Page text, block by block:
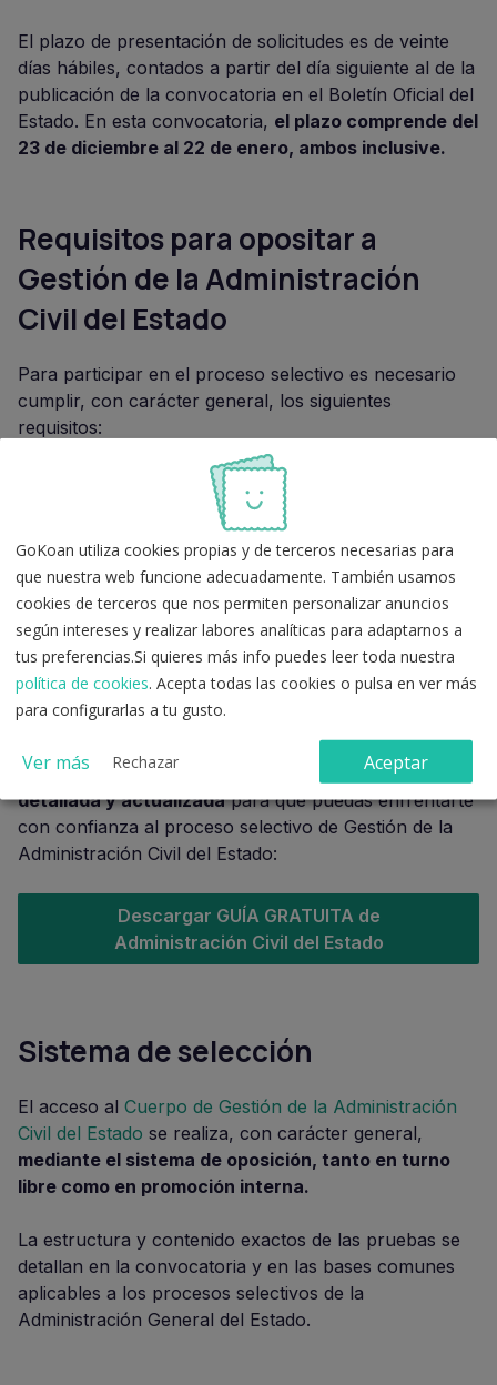
El plazo de presentación de solicitudes es de veinte
días hábiles, contados a partir del día siguiente al de la
publicación de la convocatoria en el Boletín Oficial del
Estado. En esta convocatoria, el plazo comprende del
23 de diciembre al 22 de enero, ambos inclusive.
Requisitos para opositar a
Gestión de la Administración
Civil del Estado
Para participar en el proceso selectivo es necesario
cumplir, con carácter general, los siguientes
requisitos:
nacionalidad española,
tener cumplidos 16 añosy no superar la edad
máxima de jubilación forzosa,
no haber sido separado del servicio de ninguna
Administración Pública,
poseer unatitulación universitaria de Grado o
equivalente y
contar con capacidad funcional para el desempeño
de las funciones del puesto.
Si quieres disponer de toda la información al detalle de
esta oposición, en GoKoan hemos creado unaguía
detallada y actualizadapara que puedas enfrentarte
con confianza al proceso selectivo de Gestión de la
Administración Civil del Estado:
Descargar GUÍA GRATUITA de
Administración Civil del Estado
Sistema de selección
El acceso al Cuerpo de Gestión de la Administración
Civil del Estado se realiza, con carácter general,
mediante el sistema de oposición, tanto en turno
libre como en promoción interna.
La estructura y contenido exactos de las pruebas se
detallan en la convocatoria y en las bases comunes
aplicables a los procesos selectivos de la
Administración General del Estado.
GoKoan utiliza cookies propias y de terceros necesarias para
que nuestra web funcione adecuadamente. También usamos
cookies de terceros que nos permiten personalizar anuncios
según intereses y realizar labores analíticas para adaptarnos a
tus preferencias.Si quieres más info puedes leer toda nuestra
política de cookies. Acepta todas las cookies o pulsa en ver más
para configurarlas a tu gusto.
Ver más Rechazar Aceptar